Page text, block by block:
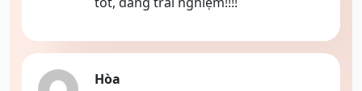
Hòa